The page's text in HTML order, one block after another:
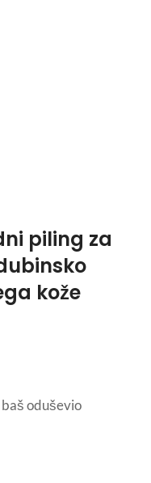
piling za
kože
baš oduševio